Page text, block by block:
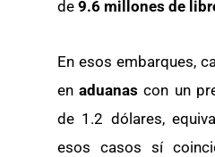
de 9.6 millones de
En esos embarques,
enaduanascon un
de 1.2 dólares,
esos casos sí